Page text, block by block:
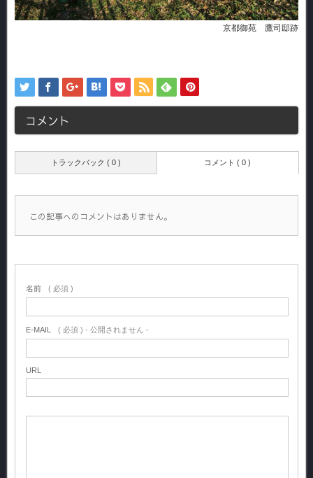
京都御苑 鷹司邸跡
コメント
トラックバック ( 0 ) コメント ( 0 )
この記事へのコメントはありません。
名前 ( 必須 )
E-MAIL ( 必須 ) - 公開されません -
URL